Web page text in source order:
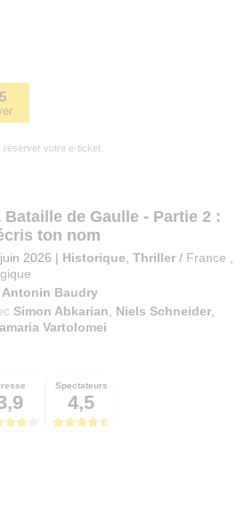
votre e-ticket.
Bataille de Gaulle - Partie 2 :
ton nom
2026 | Historique ,Thriller / France
Antonin Baudry
Simon Abkarian Niels Schneider
Vartolomei
Spectateurs
4,5